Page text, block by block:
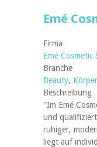
Emé
Firma
Emé Cosmetic
Branche
Beauty,
Beschreibung
"Im Emé
und
ruhiger,
liegt auf